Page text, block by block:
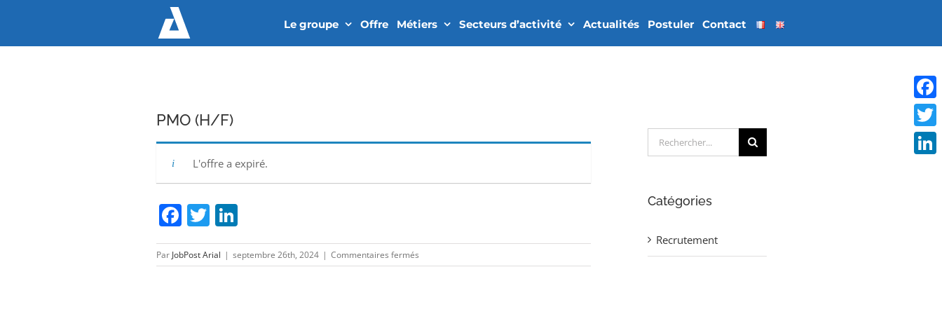
contenu
Le groupe Offre Métiers Secteurs d’activité Actualités Postuler Contact
PMO (H/F)
L'offre a expiré.
Facebook
TwitterLinkedIn
Par JobPost Arial | septembre 26th, 2024 | Commentaires ferméssur
PMO
Rechercher:
Catégories
Recrutement